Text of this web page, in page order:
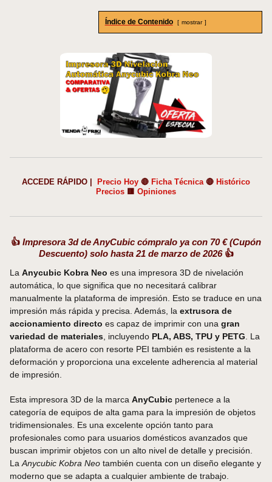
Índice de Contenido mostrar
ACCEDE RÁPIDO | Precio Hoy 🔴 Ficha Técnica🔴 Histórico
Precios 🟥 Opiniones
👍 Impresora 3d de AnyCubic cómpralo ya con 70 € (Cupón
Descuento) solo hasta 21 de marzo de 2026👍
La Anycubic Kobra Neo es una impresora 3D de nivelación
automática, lo que significa que no necesitará calibrar
manualmente la plataforma de impresión. Esto se traduce en una
impresión más rápida y precisa. Además, la extrusora de
accionamiento directo es capaz de imprimir con una gran
variedad de materiales, incluyendo PLA, ABS, TPU y PETG. La
plataforma de acero con resorte PEI también es resistente a la
deformación y proporciona una excelente adherencia al material
de impresión.
Esta impresora 3D de la marca AnyCubic pertenece a la
categoría de equipos de alta gama para la impresión de objetos
tridimensionales. Es una excelente opción tanto para
profesionales como para usuarios domésticos avanzados que
buscan imprimir objetos con un alto nivel de detalle y precisión.
LaAnycubic Kobra Neo también cuenta con un diseño elegante y
moderno que se adapta a cualquier ambiente de trabajo.